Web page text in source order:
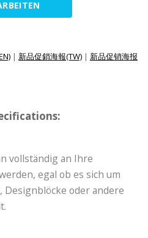
| 新品促銷海報(TW) | 新品促销海报
vollständig an Ihre
egal ob es sich um
Designblöcke oder andere